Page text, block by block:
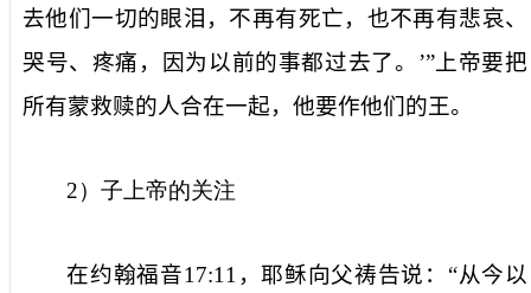
去他们一切的眼泪，不再有死亡，也不再有悲哀、
哭号、疼痛，因为以前的事都过去了。’”上帝要把
所有蒙救赎的人合在一起，他要作他们的王。
2）子上帝的关注
在约翰福音17:11 ，耶稣向父祷告说：“从今以